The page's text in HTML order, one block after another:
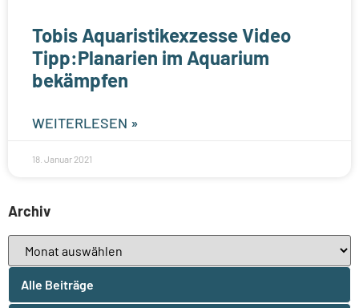
Tobis Aquaristikexzesse Video
Tipp:Planarien im Aquarium
bekämpfen
WEITERLESEN »
18. Januar 2021
Archiv
Alle Beiträge